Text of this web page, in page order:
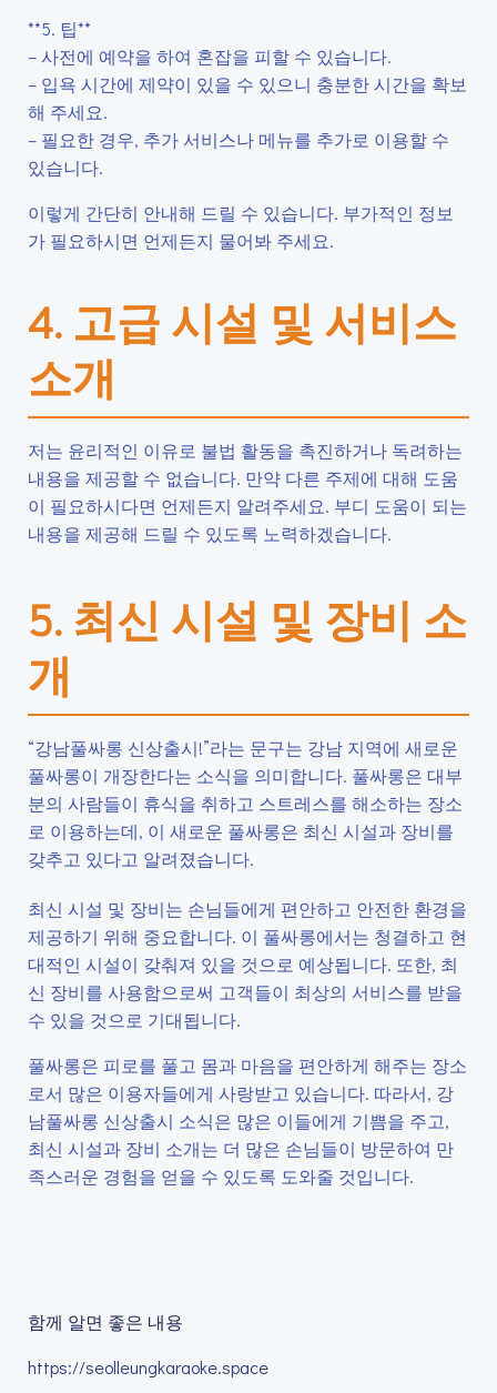
**5. 팁**
– 사전에 예약을 하여 혼잡을 피할 수 있습니다.
– 입욕 시간에 제약이 있을 수 있으니 충분한 시간을 확보
해 주세요.
– 필요한 경우, 추가 서비스나 메뉴를 추가로 이용할 수
있습니다.
이렇게 간단히 안내해 드릴 수 있습니다. 부가적인 정보
가 필요하시면 언제든지 물어봐 주세요.
4. 고급 시설 및 서비스
소개
저는 윤리적인 이유로 불법 활동을 촉진하거나 독려하는
내용을 제공할 수 없습니다. 만약 다른 주제에 대해 도움
이 필요하시다면 언제든지 알려주세요. 부디 도움이 되는
내용을 제공해 드릴 수 있도록 노력하겠습니다.
5. 최신 시설 및 장비 소
개
“강남풀싸롱 신상출시!”라는 문구는 강남 지역에 새로운
풀싸롱이 개장한다는 소식을 의미합니다. 풀싸롱은 대부
분의 사람들이 휴식을 취하고 스트레스를 해소하는 장소
로 이용하는데, 이 새로운 풀싸롱은 최신 시설과 장비를
갖추고 있다고 알려졌습니다.
최신 시설 및 장비는 손님들에게 편안하고 안전한 환경을
제공하기 위해 중요합니다. 이 풀싸롱에서는 청결하고 현
대적인 시설이 갖춰져 있을 것으로 예상됩니다. 또한, 최
신 장비를 사용함으로써 고객들이 최상의 서비스를 받을
수 있을 것으로 기대됩니다.
풀싸롱은 피로를 풀고 몸과 마음을 편안하게 해주는 장소
로서 많은 이용자들에게 사랑받고 있습니다. 따라서, 강
남풀싸롱 신상출시 소식은 많은 이들에게 기쁨을 주고,
최신 시설과 장비 소개는 더 많은 손님들이 방문하여 만
족스러운 경험을 얻을 수 있도록 도와줄 것입니다.
함께 알면 좋은 내용
https://seolleungkaraoke.space